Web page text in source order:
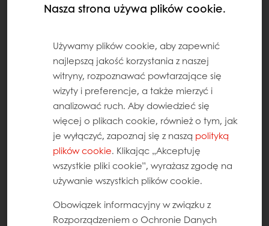
Nasza strona używa plików cookie.
Używamy plików cookie, aby zapewnić
najlepszą jakość korzystania z naszej
witryny, rozpoznawać powtarzające się
wizyty i preferencje, a także mierzyć i
analizować ruch. Aby dowiedzieć się
więcej o plikach cookie, również o tym, jak
je wyłączyć, zapoznaj się z naszą polityką
plików cookie. Klikając „Akceptuję
wszystkie pliki cookie”, wyrażasz zgodę na
używanie wszystkich plików cookie.
Obowiązek informacyjny w związku z
Rozporządzeniem o Ochronie Danych